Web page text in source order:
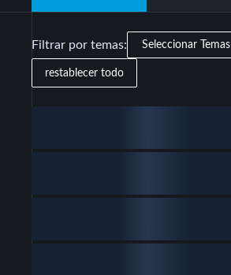
Filtrar por temas: Seleccionar Temas
restablecer todo